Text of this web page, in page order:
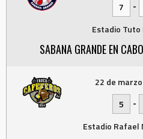
7
-
Estadio
SABANA GRANDE EN
22 de
5
-
Estadio Rafael